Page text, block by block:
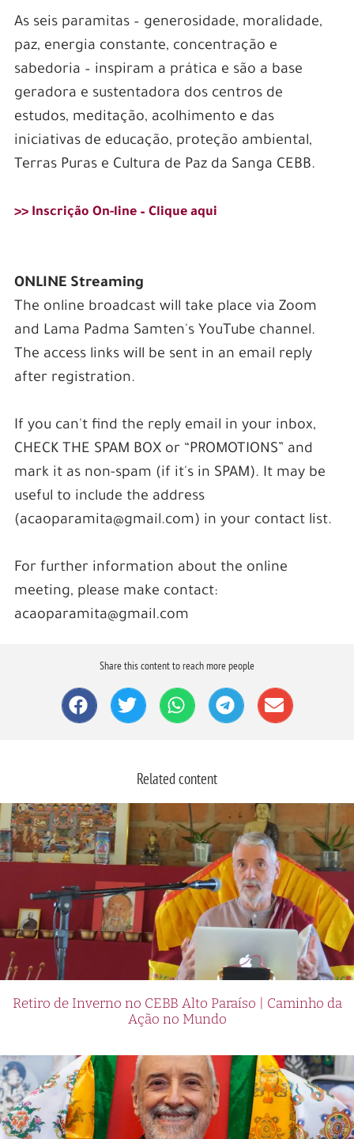
As seis paramitas – generosidade, moralidade,
paz, energia constante, concentração e
sabedoria – inspiram a prática e são a base
geradora e sustentadora dos centros de
estudos, meditação, acolhimento e das
iniciativas de educação, proteção ambiental,
Terras Puras e Cultura de Paz da Sanga CEBB.
>> Inscrição On-line – Clique aqui
ONLINE Streaming
The online broadcast will take place via Zoom
and Lama Padma Samten's YouTube channel.
The access links will be sent in an email reply
after registration.
If you can't find the reply email in your inbox,
CHECK THE SPAM BOX or “PROMOTIONS” and
mark it as non-spam (if it's in SPAM). It may be
useful to include the address
(acaoparamita@gmail.com) in your contact list.
For further information about the online
meeting, please make contact:
acaoparamita@gmail.com
Share this content to reach more people
Related content
Retiro de Inverno no CEBB Alto Paraíso | Caminho da
Ação no Mundo